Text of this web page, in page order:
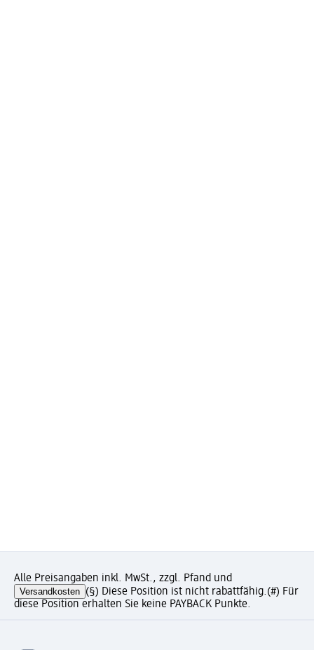
Alle Preisangaben inkl. MwSt., zzgl. Pfand und
Versandkosten (§) Diese Position ist nicht rabattfähig.(#) Für
diese Position erhalten Sie keine PAYBACK Punkte.